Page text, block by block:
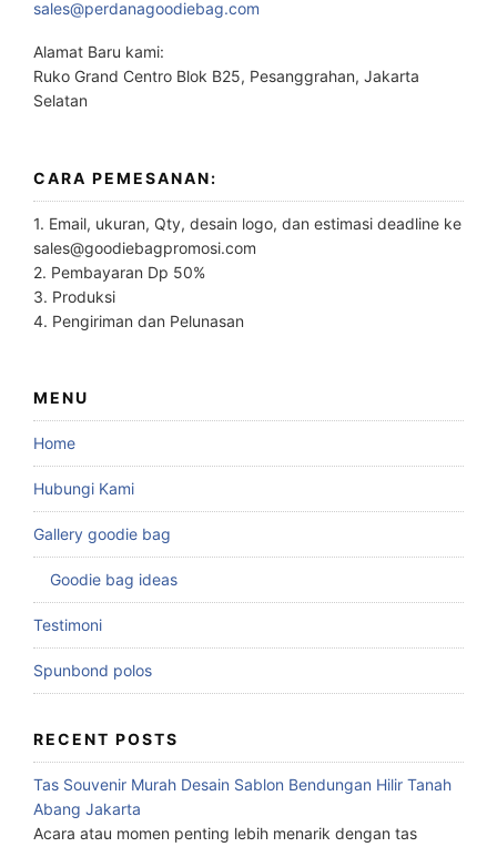
sales@perdanagoodiebag.com
Alamat Baru kami:
Ruko Grand Centro Blok B25, Pesanggrahan, Jakarta
Selatan
CARA PEMESANAN:
1. Email, ukuran, Qty, desain logo, dan estimasi deadline ke
sales@goodiebagpromosi.com
2. Pembayaran Dp 50%
3. Produksi
4. Pengiriman dan Pelunasan
MENU
Home
Hubungi Kami
Gallery goodie bag
Goodie bag ideas
Testimoni
Spunbond polos
RECENT POSTS
Tas Souvenir Murah Desain Sablon Bendungan Hilir Tanah
Abang Jakarta
Acara atau momen penting lebih menarik dengan tas